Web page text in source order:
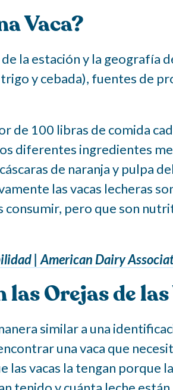
Vaca?
la estación y la geografía
y cebada), fuentes de
de 100 libras de comida
diferentes ingredientes
de naranja y pulpa
las vacas lecheras
pero que son
| American Dairy
las Orejas de
similar a una
una vaca que
las vacas la tengan porque